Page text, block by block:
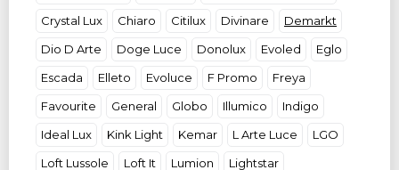
Страна
Crystal Lux
Chiaro Citilux Divinare
Demarkt
Dio D Arte
Doge Luce Donolux Evoled
Eglo
Escada
Elleto Evoluce F Promo
Freya
Favourite
General Globo Illumico
Indigo
Ideal Lux
Kink Light Kemar L Arte Luce
LGO
Loft Lussole
Loft It Lumion
Lightstar